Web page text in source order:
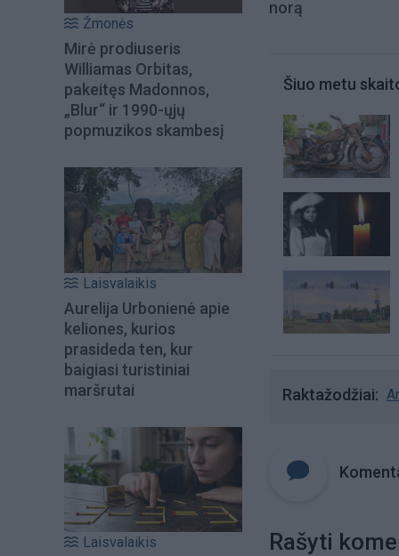
Žmonės
Mirė prodiuseris
Williamas Orbitas,
pakeitęs Madonnos,
„Blur“ ir 1990-ųjų
popmuzikos skambesį
Laisvalaikis
Aurelija Urbonienė apie
keliones, kurios
prasideda ten, kur
baigiasi turistiniai
maršrutai
Laisvalaikis
norą
Šiuo metu
Raktažodžiai
Rašyti